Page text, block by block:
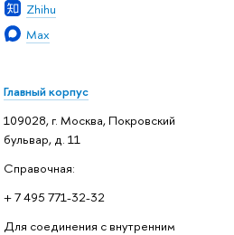
Zhihu
Max
Главный корпус
109028, г. Москва, Покровский
бульвар, д. 11
Справочная:
+ 7 495 771-32-32
Для соединения с внутренним